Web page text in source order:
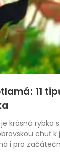
11
krásná rybka
chuť k
i pro